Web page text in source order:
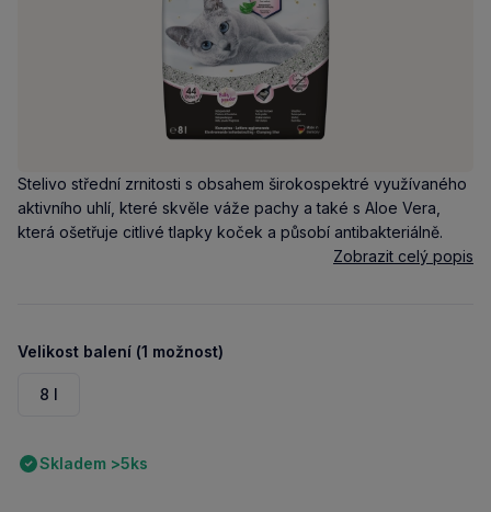
Stelivo střední zrnitosti s obsahem širokospektré využívaného
aktivního uhlí, které skvěle váže pachy a také s Aloe Vera,
která ošetřuje citlivé tlapky koček a působí antibakteriálně.
Zobrazit celý popis
Velikost balení (1 možnost)
8 l
Skladem >5ks